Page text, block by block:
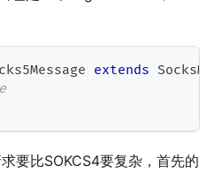
extends
要比SOKCS4要复杂，首先的